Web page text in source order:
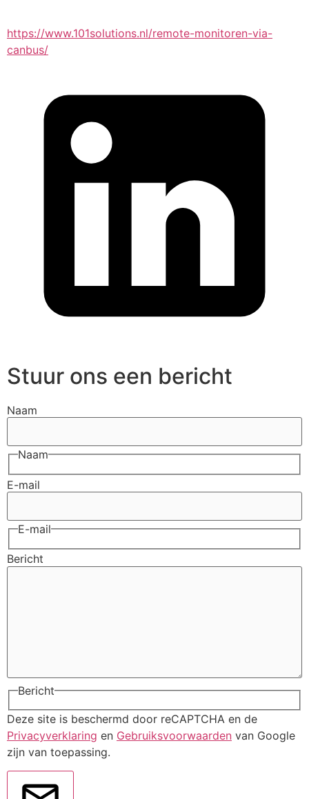
https://www.101solutions.nl/remote-monitoren-via-
canbus/
Stuur ons een bericht
Naam
Naam
E-mail
E-mail
Bericht
Bericht
Deze site is beschermd door reCAPTCHA en de
Privacyverklaring en Gebruiksvoorwaarden van Google
zijn van toepassing.